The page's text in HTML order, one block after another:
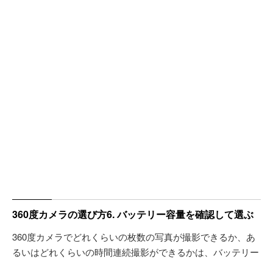
360度カメラの選び方6. バッテリー容量を確認して選ぶ
360度カメラでどれくらいの枚数の写真が撮影できるか、あ
るいはどれくらいの時間連続撮影ができるかは、バッテリー